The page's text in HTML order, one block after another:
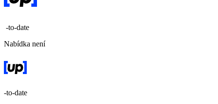
-to-date
Nabídka není
-to-date